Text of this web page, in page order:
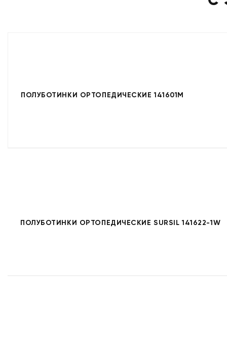
ПОЛУБОТИНКИ ОРТОПЕДИЧЕСКИЕ 141601M
ПОЛУБОТИНКИ ОРТОПЕДИЧЕСКИЕ SURSIL 141622-1W